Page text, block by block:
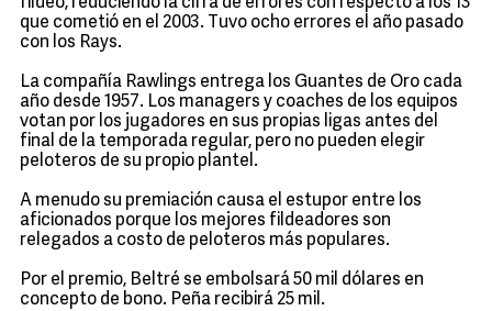
que cometió en el 2003. Tuvo ocho errores el año pasado
con los Rays.
La compañía Rawlings entrega los Guantes de Oro cada
año desde 1957. Los managers y coaches de los equipos
votan por los jugadores en sus propias ligas antes del
final de la temporada regular, pero no pueden elegir
peloteros de su propio plantel.
A menudo su premiación causa el estupor entre los
aficionados porque los mejores fildeadores son
relegados a costo de peloteros más populares.
Por el premio, Beltré se embolsará 50 mil dólares en
concepto de bono. Peña recibirá 25 mil.